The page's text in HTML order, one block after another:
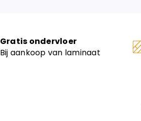
Gratis ondervloer
Bij aankoop van laminaat